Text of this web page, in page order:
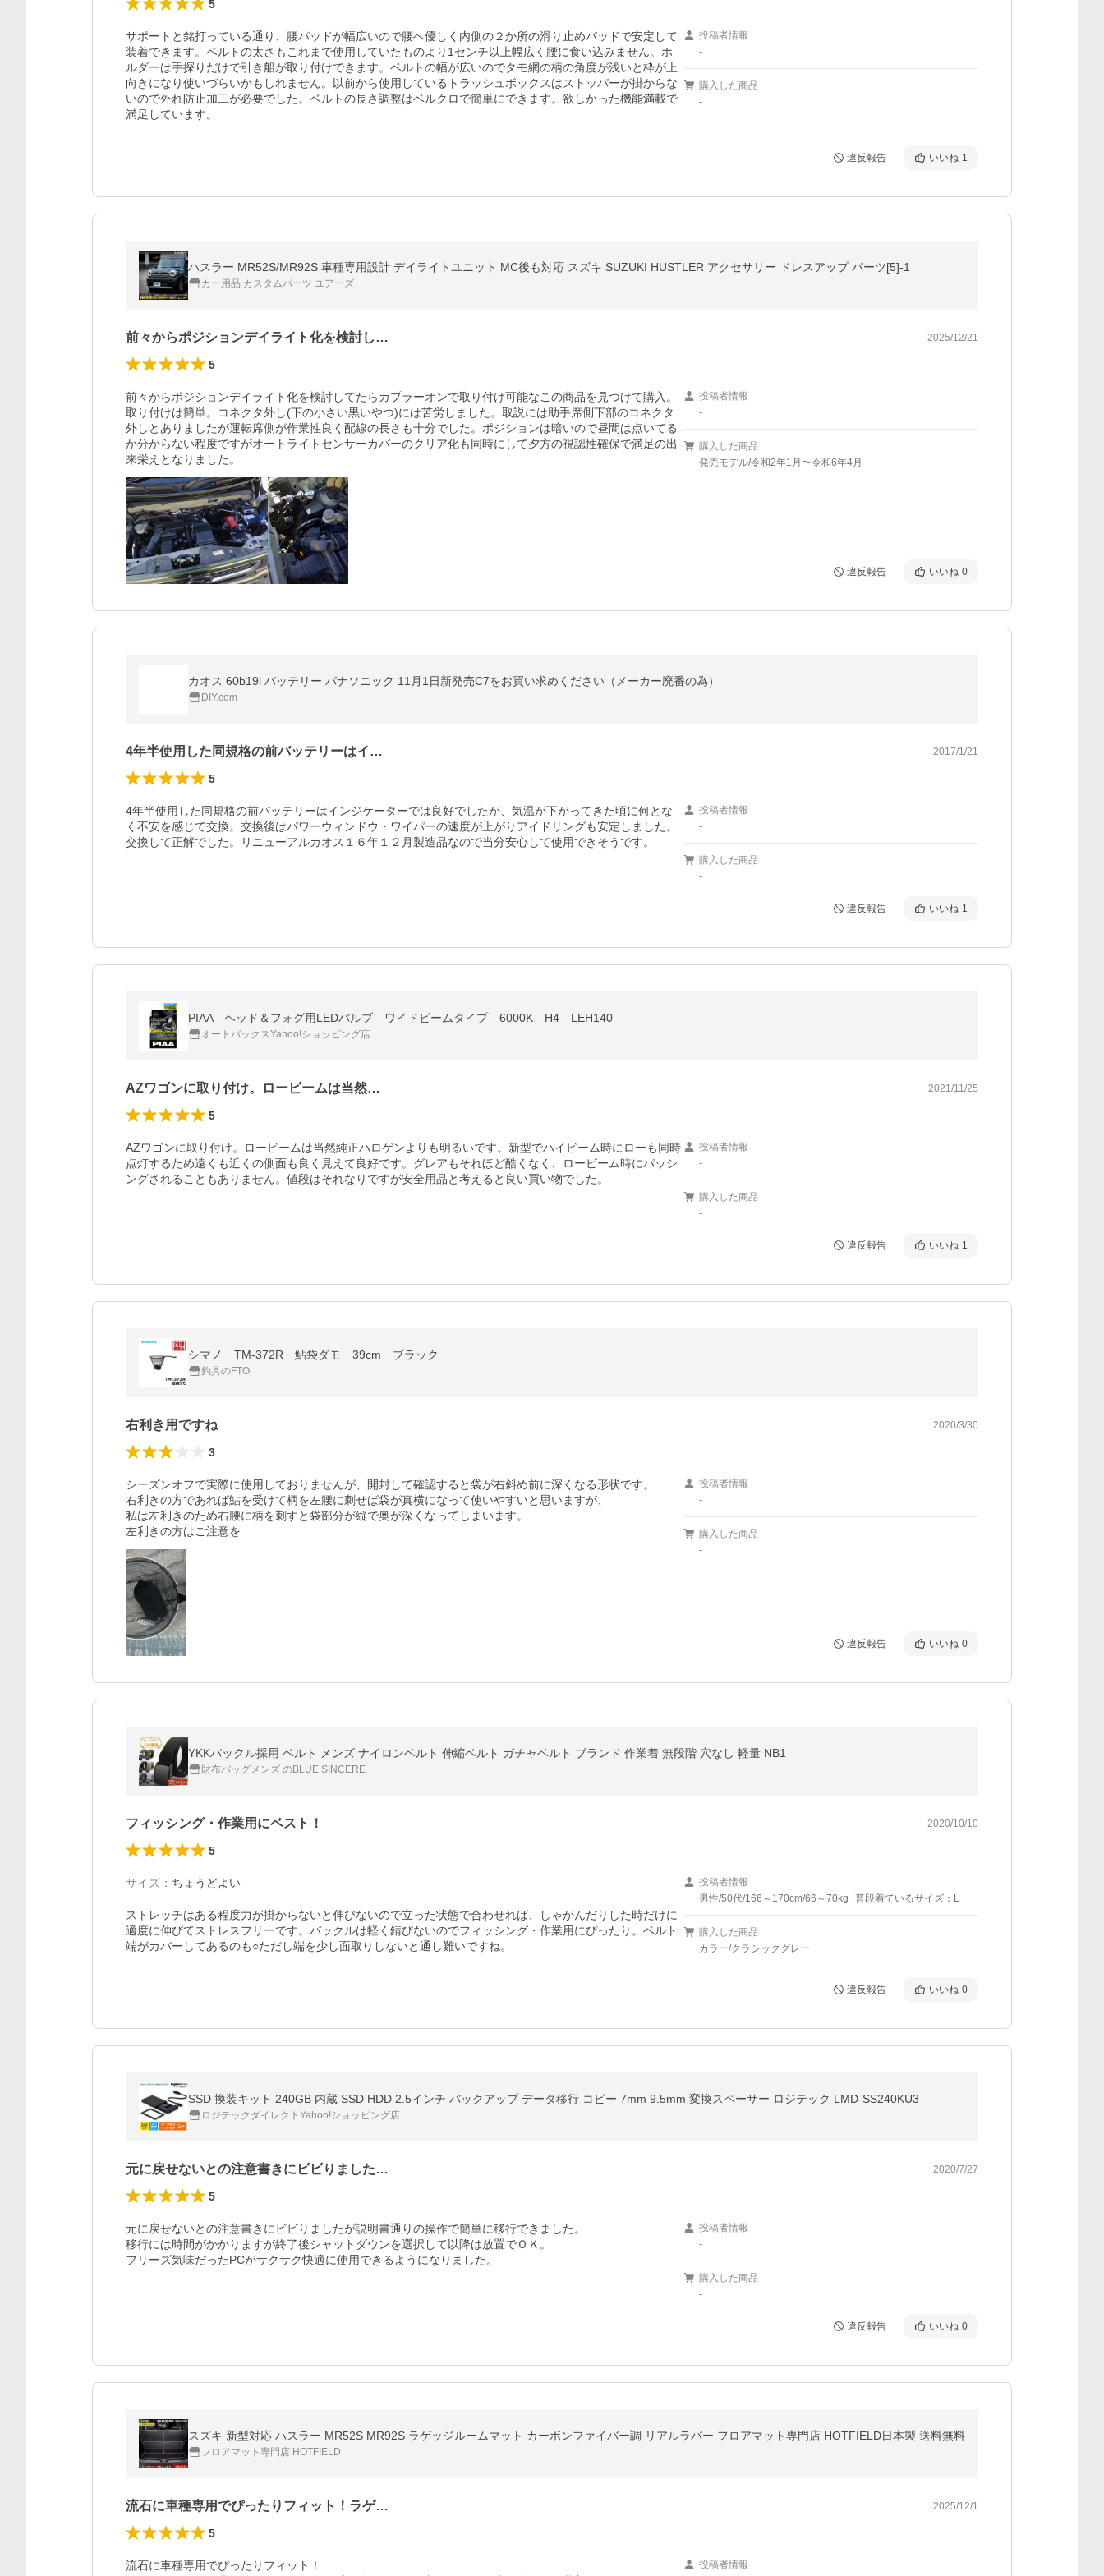
5
サポートと銘打っている通り、腰パッドが幅広いので腰へ優しく内側の２か所の滑り止めパッドで安定して
装着できます。ベルトの太さもこれまで使用していたものより1センチ以上幅広く腰に食い込みません。ホ
ルダーは手探りだけで引き船が取り付けできます。ベルトの幅が広いのでタモ網の柄の角度が浅いと枠が上
向きになり使いづらいかもしれません。以前から使用しているトラッシュボックスはストッパーが掛からな
いので外れ防止加工が必要でした。ベルトの長さ調整はベルクロで簡単にできます。欲しかった機能満載で
満足しています。
投稿者情報
-
購入した商品
-
違反報告 いいね 1
ハスラー MR52S/MR92S 車種専用設計 デイライトユニット MC後も対応 スズキ SUZUKI HUSTLER アクセサリー ドレスアップ パーツ[5]-1
カー用品 カスタムパーツ ユアーズ
前々からポジションデイライト化を検討し… 2025/12/21
5
前々からポジションデイライト化を検討してたらカプラーオンで取り付け可能なこの商品を見つけて購入。
取り付けは簡単。コネクタ外し(下の小さい黒いやつ)には苦労しました。取説には助手席側下部のコネクタ
外しとありましたが運転席側が作業性良く配線の長さも十分でした。ポジションは暗いので昼間は点いてる
か分からない程度ですがオートライトセンサーカバーのクリア化も同時にして夕方の視認性確保で満足の出
来栄えとなりました。
投稿者情報
-
購入した商品
発売モデル/令和2年1月〜令和6年4月
違反報告 いいね 0
カオス 60b19l バッテリー パナソニック 11月1日新発売C7をお買い求めください（メーカー廃番の為）
DIY.com
4年半使用した同規格の前バッテリーはイ… 2017/1/21
5
4年半使用した同規格の前バッテリーはインジケーターでは良好でしたが、気温が下がってきた頃に何とな
く不安を感じて交換。交換後はパワーウィンドウ・ワイパーの速度が上がりアイドリングも安定しました。
交換して正解でした。リニューアルカオス１６年１２月製造品なので当分安心して使用できそうです。
投稿者情報
-
購入した商品
-
違反報告 いいね 1
PIAA ヘッド＆フォグ用LEDバルブ ワイドビームタイプ 6000K H4 LEH140
オートバックスYahoo!ショッピング店
AZワゴンに取り付け。ロービームは当然… 2021/11/25
5
AZワゴンに取り付け。ロービームは当然純正ハロゲンよりも明るいです。新型でハイビーム時にローも同時
点灯するため遠くも近くの側面も良く見えて良好です。グレアもそれほど酷くなく、ロービーム時にパッシ
ングされることもありません。値段はそれなりですが安全用品と考えると良い買い物でした。
投稿者情報
-
購入した商品
-
違反報告 いいね 1
シマノ TM-372R 鮎袋ダモ 39cm ブラック
釣具のFTO
右利き用ですね 2020/3/30
3
シーズンオフで実際に使用しておりませんが、開封して確認すると袋が右斜め前に深くなる形状です。
右利きの方であれば鮎を受けて柄を左腰に刺せば袋が真横になって使いやすいと思いますが、
私は左利きのため右腰に柄を刺すと袋部分が縦で奥が深くなってしまいます。
左利きの方はご注意を
投稿者情報
-
購入した商品
-
違反報告 いいね 0
YKKバックル採用 ベルト メンズ ナイロンベルト 伸縮ベルト ガチャベルト ブランド 作業着 無段階 穴なし 軽量 NB1
財布バッグメンズ のBLUE SINCERE
フィッシング・作業用にベスト！ 2020/10/10
5
サイズ ： ちょうどよい
ストレッチはある程度力が掛からないと伸びないので立った状態で合わせれば、しゃがんだりした時だけに
適度に伸びてストレスフリーです。バックルは軽く錆びないのでフィッシング・作業用にぴったり。ベルト
端がカバーしてあるのも○ただし端を少し面取りしないと通し難いですね。
投稿者情報
男性/50代/166～170cm/66～70kg
普段着ているサイズ：L
購入した商品
カラー/クラシックグレー
違反報告 いいね 0
SSD 換装キット 240GB 内蔵 SSD HDD 2.5インチ バックアップ データ移行 コピー 7mm 9.5mm 変換スペーサー ロジテック LMD-SS240KU3
ロジテックダイレクトYahoo!ショッピング店
元に戻せないとの注意書きにビビりました… 2020/7/27
5
元に戻せないとの注意書きにビビりましたが説明書通りの操作で簡単に移行できました。
移行には時間がかかりますが終了後シャットダウンを選択して以降は放置でＯＫ。
フリーズ気味だったPCがサクサク快適に使用できるようになりました。
投稿者情報
-
購入した商品
-
違反報告 いいね 0
スズキ 新型対応 ハスラー MR52S MR92S ラゲッジルームマット カーボンファイバー調 リアルラバー フロアマット専門店 HOTFIELD日本製 送料無料
フロアマット専門店 HOTFIELD
流石に車種専用でぴったりフィット！ラゲ… 2025/12/1
5
流石に車種専用でぴったりフィット！
投稿者情報